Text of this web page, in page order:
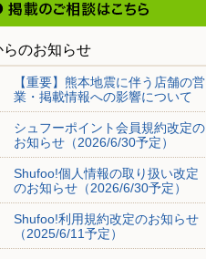
らのお知らせ
【重要】熊本地震に伴う店舗の営
業・掲載情報への影響について
シュフーポイント会員規約改定の
お知らせ（2026/6/30予定）
Shufoo!個人情報の取り扱い改定
のお知らせ（2026/6/30予定）
Shufoo!利用規約改定のお知らせ
（2025/6/11予定）